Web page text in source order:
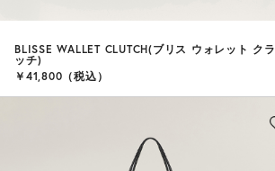
BLISSE WALLET CLUTCH(ブリス ウォレット クラ
ッチ)
￥41,800（税込）